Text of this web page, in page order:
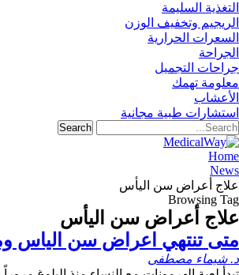
التغذية السليمة
الريجيم وتخفيف الوزن
السعرات الحرارية
الجراحة
جراحات التجميل
معلومة تهمك
الأعشاب
استشارات طبية مجانية
Home
News
علاج أعراض سن اليأس
Browsing Tag
علاج أعراض سن اليأس
متى تنتهي اعراض سن الياس
د. شيماء مصطفى